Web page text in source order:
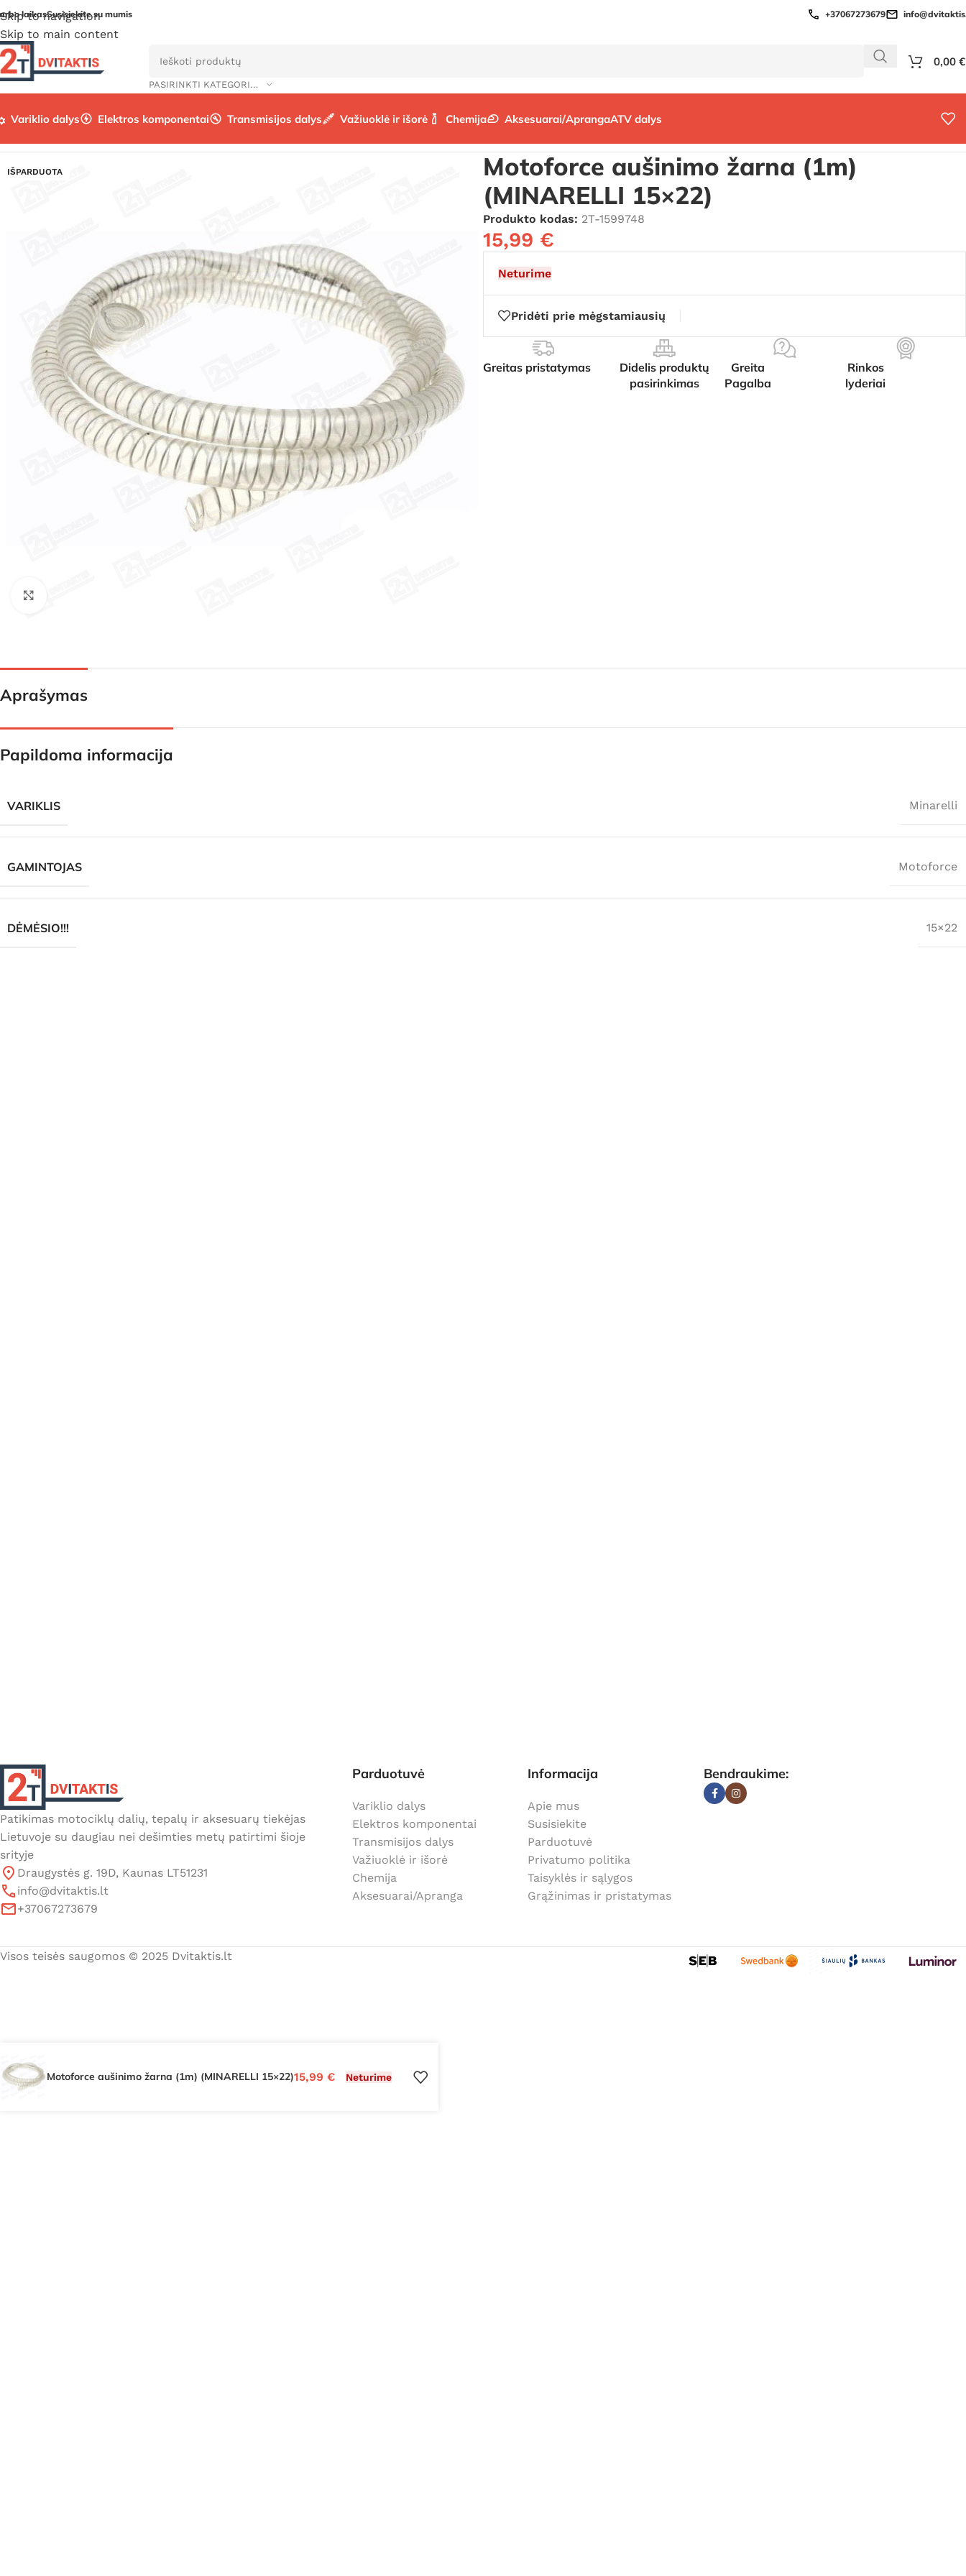
Skip to navigation
Skip to main content
laikasSusisiekite su mumis +37067273679
PASIRINKTI KATEGORIJĄ
0,00 €
Variklio dalys Elektros komponentai Transmisijos dalys Važiuoklė ir išorė Chemija Aksesuarai/AprangaATV dalys
IŠPARDUOTA
Motoforce aušinimo žarna (1m)
(MINARELLI 15×22)
Produkto kodas: 2T-1599748
15,99 €
Neturime
Pridėti prie mėgstamiausių
Greitas pristatymas
Didelis produktų
pasirinkimas
Greita
Pagalba
Rinkos
lyderiai
Aprašymas
Papildoma informacija
VARIKLIS Minarelli
GAMINTOJAS Motoforce
DĖMĖSIO!!! 15×22
Patikimas motociklų dalių, tepalų ir aksesuarų tiekėjas
Lietuvoje su daugiau nei dešimties metų patirtimi šioje
srityje
Draugystės g. 19D, Kaunas LT51231
info@dvitaktis.lt
+37067273679
Parduotuvė
Variklio dalys
Elektros komponentai
Transmisijos dalys
Važiuoklė ir išorė
Chemija
Aksesuarai/Apranga
Informacija
Apie mus
Susisiekite
Parduotuvė
Privatumo politika
Taisyklės ir sąlygos
Grąžinimas ir pristatymas
Bendraukime:
Visos teisės saugomos © 2025 Dvitaktis.lt
Motoforce aušinimo žarna (1m) (MINARELLI 15×22)15,99 € Neturime